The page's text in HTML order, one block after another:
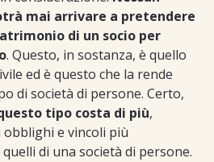
mai arrivare a pretendere
di un socio per
. Questo, in sostanza, è quello
ed è questo che la rende
di società di persone. Certo,
tipo costa di più,
e vincoli più
di una società di persone.